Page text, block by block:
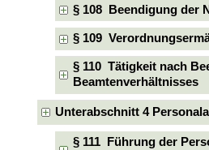
§ 108 Beendigung der
§ 109
§ 110 Tätigkeit nach
Beamtenverhältnisses
Unterabschnitt 4
§ 111 Führung der